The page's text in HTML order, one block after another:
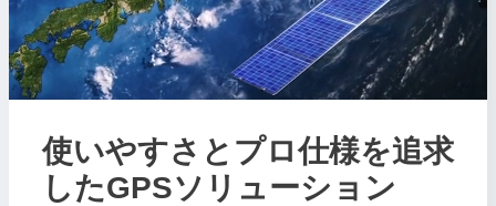
使いやすさとプロ仕様を追求
したGPSソリューション